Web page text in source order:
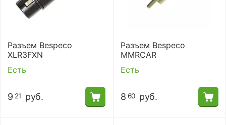
Разъем Bespeco
XLR3FXN
Есть
9 21 руб.
Разъем Bespeco
MMRCAR
Есть
8 60 руб.